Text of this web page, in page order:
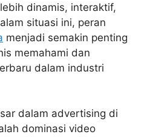
dinamis, interaktif,
situasi ini, peran
menjadi semakin penting
memahami dan
dalam industri
dalam advertising di
dominasi video